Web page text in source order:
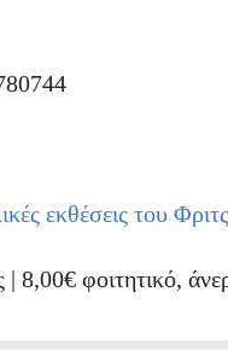
εκθέσεις του
| 8,00€ φοιτητικό,